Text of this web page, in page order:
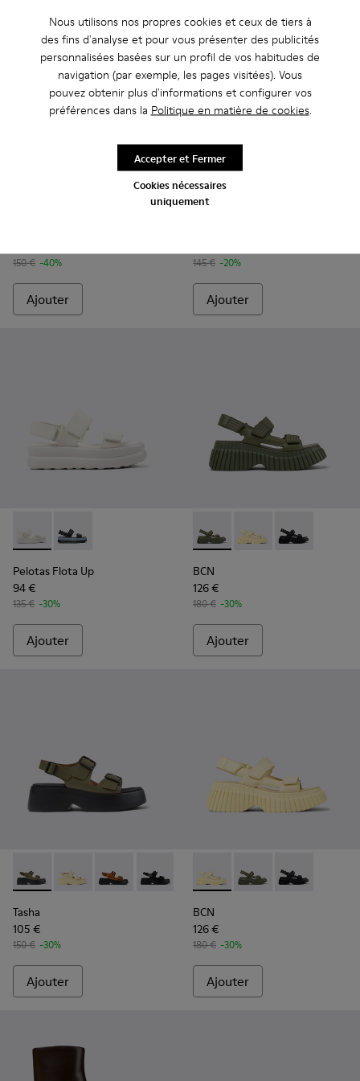
Nous utilisons nos propres cookies et ceux de tiers à
des fins d'analyse et pour vous présenter des publicités
personnalisées basées sur un profil de vos habitudes de
navigation (par exemple, les pages visitées). Vous
pouvez obtenir plus d'informations et configurer vos
préférences dans la Politique en matière de cookies.
Cookies nécessaires
uniquement
Accepter et Fermer
Louise Sandal - K201915-003 - Sandales en cuir bordeaux
Louise Sandal - K201915-004 - Sandales vertes en
Louise Sandal - K201915-002 - Sandales en
Louise Sandal - K201915-001 -
150 € -40%
Ajouter
Louise Sandal - K201916-
145 € -20%
Ajouter
Pelotas Flota Up - K201932-001 - Sandales en cuir blanc
Pelotas Flota Up - K201932-002
Pelotas Flota Up
94 €
135 € -30%
Ajouter
BCN - K201511-012 -
BCN - K201511-011
BCN -
BCN
126 €
180 € -30%
Ajouter
Tasha - K201712-004 - Sandales vertes en cuir Pour femme.
Tasha - K201712-005
Tasha - K201712-003
Tasha - K201712-001 - Sandales en
Tasha
105 €
150 € -30%
Ajouter
BCN - K201511-011 -
BCN - K201511-012
BCN -
BCN
126 €
180 € -30%
Ajouter